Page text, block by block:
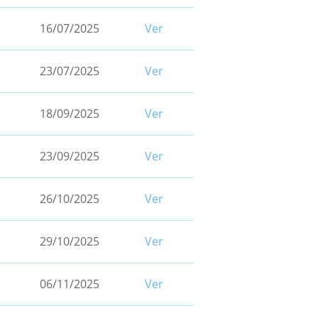
bien
muy
imprescindible
para
Por
este
propuesto
malgastar
ni
una
16/07/2025 Ver
23/07/2025 Ver
18/09/2025 Ver
23/09/2025 Ver
26/10/2025 Ver
29/10/2025 Ver
06/11/2025 Ver